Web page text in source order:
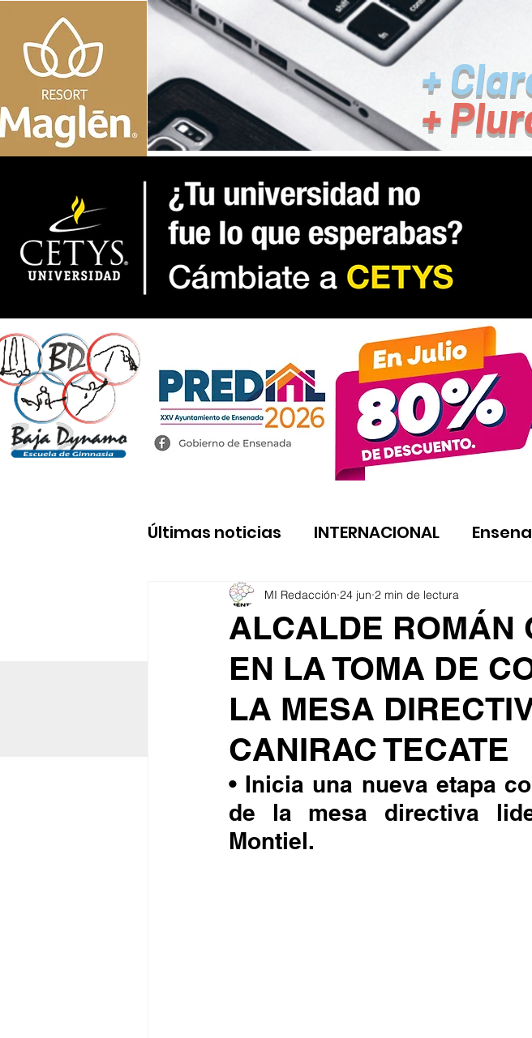
+
+
Últimas noticias INTERNACIONAL
ALCALDE ROMÁN
EN LA TOMA DE
LA MESA
CANIRAC TECATE
MI Redacción 24 jun 2 min de lectura
• Inicia una nueva etapa
de la mesa directiva
Montiel.